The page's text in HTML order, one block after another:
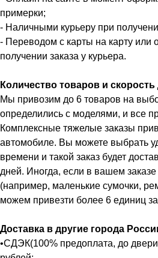
примерки;
- Наличными курьеру при
- Переводом с карты на карту или
получении заказа у курьера.
Количество товаров и скорость
Мы привозим до 6 товаров на
определились с моделями, и все
Комплексные тяжелые заказы
автомобиле. Вы можете выбрать
времени и такой заказ будет
дней. Иногда, если в вашем
(например, маленькие сумочки,
можем привезти более 6 единиц
Доставка в другие города
•СДЭК(100% предоплата, до